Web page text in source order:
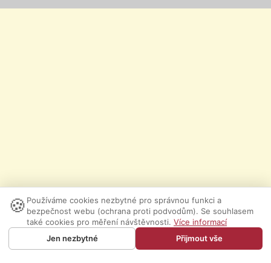
🍪 Používáme cookies nezbytné pro správnou funkci a
bezpečnost webu (ochrana proti podvodům). Se souhlasem
také cookies pro měření návštěvnosti. Více informací
Jen nezbytné
Přijmout vše